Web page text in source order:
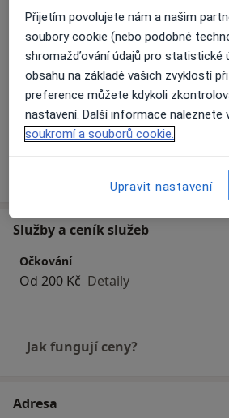
Astma
Arteriální hypertenze
Chronická onemocnění
Vnitřní nemoci
+24
Pacienti, které ošetřuji
Dospělí
o
Služby a ceník služeb
Očkování
Od 200 Kč Detaily
Jak fungují ceny?
Adresa
Přijetím povolujete nám a našim
soubory cookie (nebo podobné
shromažďování údajů pro statistické
obsahu na základě vašich zvyklostí
preference můžete kdykoli
nastavení. Další informace naleznete
soukromí a souborů cookie.
Upravit nastavení